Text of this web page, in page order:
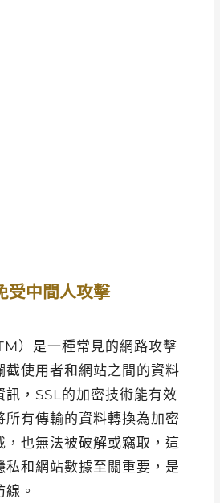
受中間人攻擊
）是一種常見的網路攻擊
截使用者和網站之間的資料
訊，SSL的加密技術能有效
所有傳輸的資料轉換為加密
，也無法被破解或竊取，這
私和網站數據至關重要，是
。